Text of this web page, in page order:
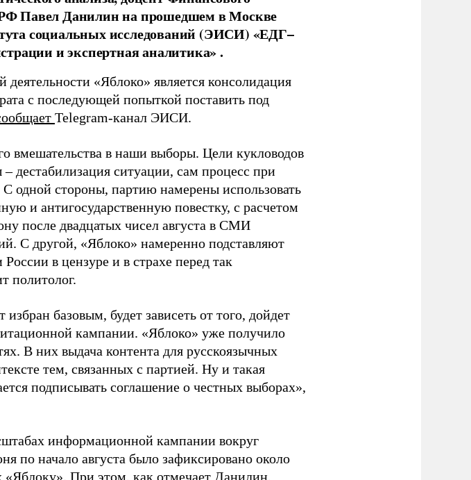
РФ Павел Данилин на прошедшем в Москве
социальных исследований (ЭИСИ) «ЕДГ–
и экспертная аналитика» .
«Яблоко» является консолидация
с последующей попыткой поставить под
Telegram-канал ЭИСИ.
вмешательства в наши выборы. Цели кукловодов
дестабилизация ситуации, сам процесс при
одной стороны, партию намерены использовать
и антигосударственную повестку, с расчетом
после двадцатых чисел августа в СМИ
С другой, «Яблоко» намеренно подставляют
в цензуре и в страхе перед так
политолог.
базовым, будет зависеть от того, дойдет
кампании. «Яблоко» уже получило
В них выдача контента для русскоязычных
тем, связанных с партией. Ну и такая
подписывать соглашение о честных выборах»,
информационной кампании вокруг
по начало августа было зафиксировано около
При этом, как отмечает Данилин,